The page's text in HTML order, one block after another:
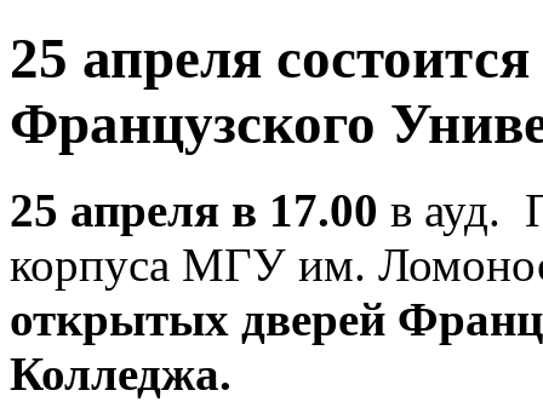
25 апреля
Французского
25 апреля в 17.00 в ауд.
корпуса МГУ им.
открытых дверей
Колледжa.